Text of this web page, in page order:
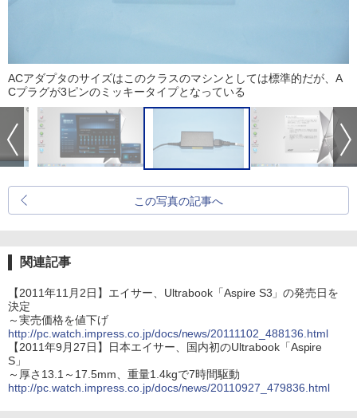
ACアダプタのサイズはこのクラスのマシンとしては標準的だが、A
Cプラグが3ピンのミッキータイプとなっている
この写真の記事へ
関連記事
【2011年11月2日】エイサー、Ultrabook「Aspire S3」の発売日を
決定
～実売価格を値下げ
http://pc.watch.impress.co.jp/docs/news/20111102_488136.html
【2011年9月27日】日本エイサー、国内初のUltrabook「Aspire
S」
～厚さ13.1～17.5mm、重量1.4kgで7時間駆動
http://pc.watch.impress.co.jp/docs/news/20110927_479836.html